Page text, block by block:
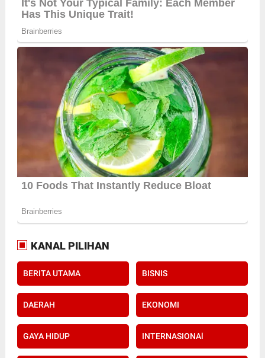
KANAL PILIHAN
BERITA UTAMA BISNIS
DAERAH EKONOMI
GAYA HIDUP INTERNASIONAl